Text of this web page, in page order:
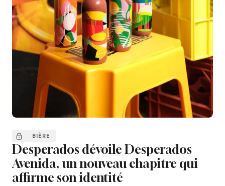
BIÈRE
Desperados dévoile Desperados
Avenida, un nouveau chapitre qui
affirme son identité